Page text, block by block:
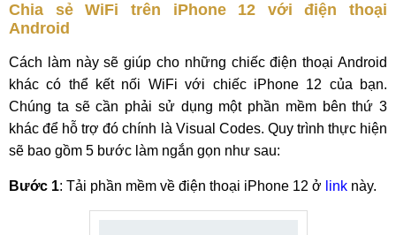
Chia sẻ WiFi trên iPhone 12 với điện thoại
Android
Cách làm này sẽ giúp cho những chiếc điện thoại Android
khác có thể kết nối WiFi với chiếc iPhone 12 của bạn.
Chúng ta sẽ cần phải sử dụng một phần mềm bên thứ 3
khác để hỗ trợ đó chính là Visual Codes. Quy trình thực hiện
sẽ bao gồm 5 bước làm ngắn gọn như sau:
Bước 1: Tải phần mềm về điện thoại iPhone 12 ở link này.